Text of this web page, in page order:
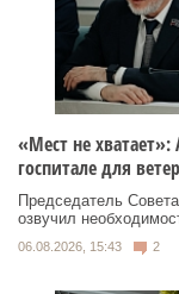
«Мест не
госпитале для
Председатель
озвучил
06.08.2026, 15:43 2